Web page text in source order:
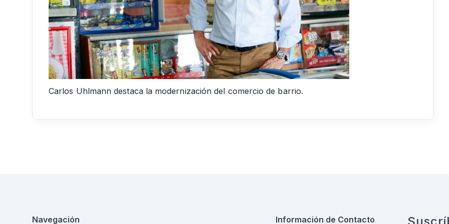
Carlos Uhlmann destaca la modernización del comercio de barrio.
Navegación Información de Contacto